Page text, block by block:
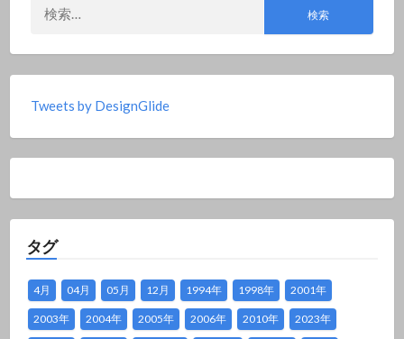
Tweets by DesignGlide
タグ
4月 04月 05月 12月 1994年 1998年 2001年
2003年 2004年 2005年 2006年 2010年 2023年